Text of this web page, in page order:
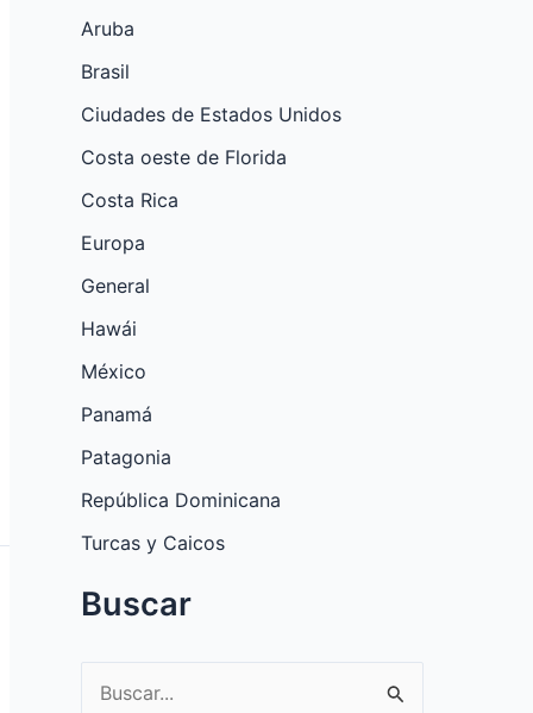
Aruba
Brasil
Ciudades de Estados Unidos
Costa oeste de Florida
Costa Rica
Europa
General
Hawái
México
Panamá
Patagonia
República Dominicana
Turcas y Caicos
Buscar